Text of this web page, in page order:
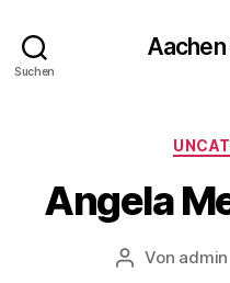
Suchen
Angela
Beitragsautor
Von admin